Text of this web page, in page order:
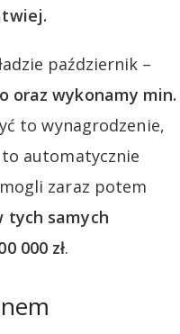
październik –
oraz wykonamy min.
to wynagrodzenie,
automatycznie
zaraz potem
tych samych
000 zł.